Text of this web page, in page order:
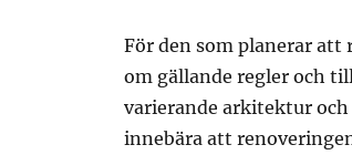
För den som planerar att
om gällande regler och
varierande arkitektur
innebära att